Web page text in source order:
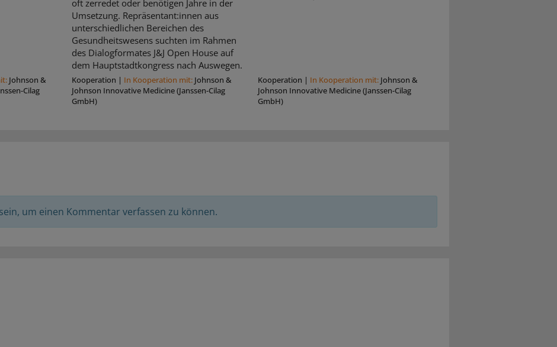
Johnson &
Cilag
oft zerredet oder benötigen Jahre in der
Umsetzung. Repräsentant:innen aus
unterschiedlichen Bereichen des
Gesundheitswesens suchten im Rahmen
des Dialogformates J&J Open House auf
dem Hauptstadtkongress nach Auswegen.
Kooperation | In Kooperation mit: Johnson &
Johnson Innovative Medicine (Janssen-Cilag
GmbH)
Kooperation | In Kooperation mit: Johnson &
Johnson Innovative Medicine (Janssen-Cilag
GmbH)
um einen Kommentar verfassen zu können.